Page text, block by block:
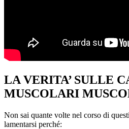
LA VERITA’ SULLE
MUSCOLARI
Non sai quante volte nel corso di
lamentarsi perché: